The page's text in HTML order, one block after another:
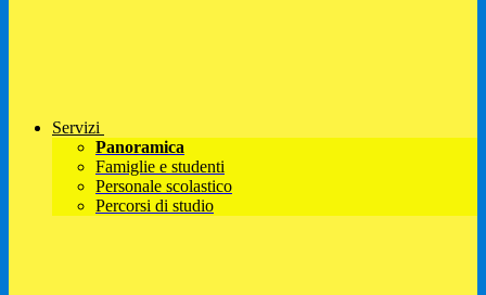
Servizi
Panoramica
Famiglie e studenti
Personale scolastico
Percorsi di studio